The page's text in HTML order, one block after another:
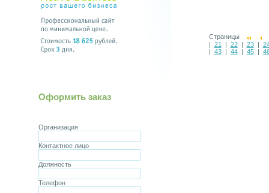
Оформить заказ
Организация
Контактное лицо
Должность
Телефон
Страницы
| 21 | 22| 23|
| 43| 44| 45|